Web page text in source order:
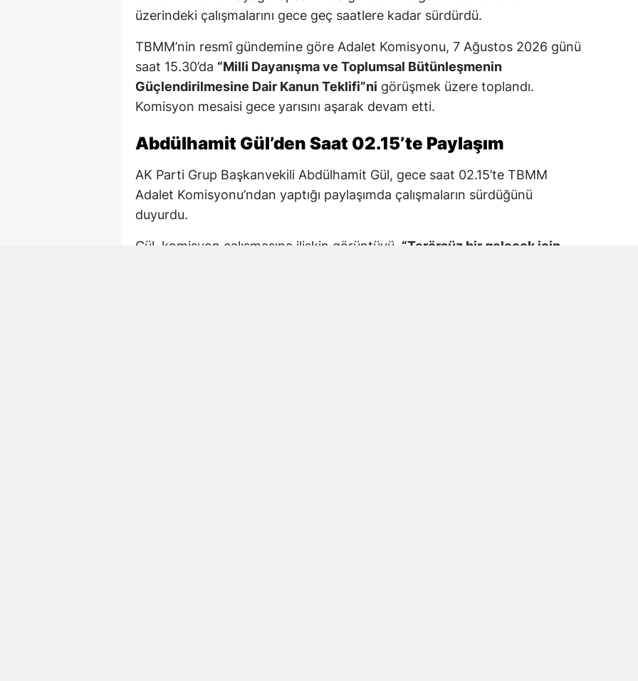
üzerindeki çalışmalarını gece geç saatlere kadar sürdürdü.
TBMM’nin resmî gündemine göre Adalet Komisyonu, 7 Ağustos 2026 günü
saat 15.30’da “Milli Dayanışma ve Toplumsal Bütünleşmenin
Güçlendirilmesine Dair Kanun Teklifi”ni görüşmek üzere toplandı.
Komisyon mesaisi gece yarısını aşarak devam etti.
Abdülhamit Gül’den Saat 02.15’te Paylaşım
AK Parti Grup Başkanvekili Abdülhamit Gül, gece saat 02.15’te TBMM
Adalet Komisyonu’ndan yaptığı paylaşımda çalışmaların sürdüğünü
duyurdu.
Gül, komisyon çalışmasına ilişkin görüntüyü, “Terörsüz bir gelecek için